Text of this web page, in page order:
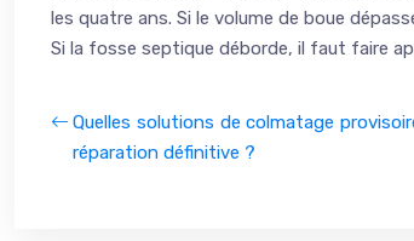
les quatre ans. Si le volume de boue
Si la fosse septique déborde, il faut faire
Quelles solutions de colmatage
réparation définitive ?